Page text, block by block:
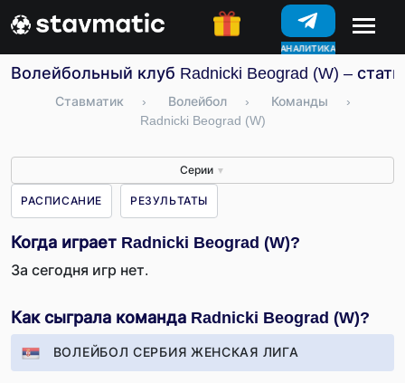
АНАЛИТИКА
КОНКУРСЫ
Волейбольный клуб Radnicki Beograd (W) –
Ставматик › Волейбол › Команды
›
Radnicki Beograd (W)
Серии ▼
РАСПИСАНИЕ РЕЗУЛЬТАТЫ
Когда играет Radnicki Beograd (W)?
За сегодня игр нет.
Как сыграла команда Radnicki Beograd (W)?
ВОЛЕЙБОЛ СЕРБИЯ ЖЕНСКАЯ ЛИГА